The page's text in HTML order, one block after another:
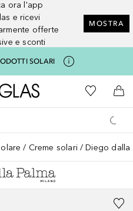
ora l'app
e ricevi
offerte
e sconti
MOSTRA
SOLARI
A Douglas HomeAlla Mia
Al
Creme solari Diego dalla